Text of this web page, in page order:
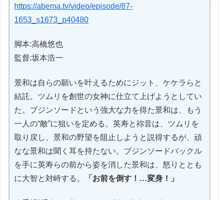
https://abema.tv/video/episode/87-
1653_s1673_p40480
脚本:高橋悠也
監督:坂本浩一
景和は自らの願いを叶えるためにジット、ケケラらと
結託。ツムリを創世の女神に仕立て上げようとしてい
た。ブジンソードという強大な力を得た景和は、もう
一人の“敵”に狙いを定める。英寿と祢音は、ツムリを
取り戻し、景和の野望を阻止しようと説得するが、頑
なな景和は聞く耳を持たない。ブジンソードバックル
を手に英寿らの前から姿を消した景和は、怒りととも
に大智と対峙する。
「お前を倒す！…変身！」